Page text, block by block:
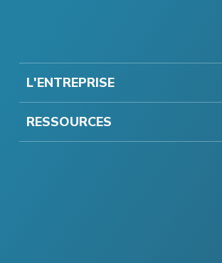
L'ENTREPRISE
RESSOURCES